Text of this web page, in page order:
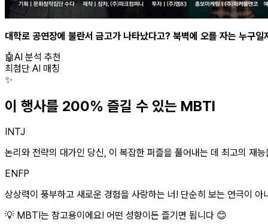
대학로 공연장에 불란서 금고가 나타났다고? 북벽에 오를 자는 누구
🤖AI 분석 추천
최첨단 AI 매칭
✨
이 행사를 200% 즐길 수 있는 MBTI
INTJ
논리와 전략의 대가인 당신, 이 복잡한 퍼즐을 풀어내는 데 최고의 재
ENFP
상상력이 풍부하고 새로운 경험을 사랑하는 너! 단순히 보는 연극이
💡 MBTI는 참고용이에요! 어떤 성향이든 즐기면 됩니다 😊